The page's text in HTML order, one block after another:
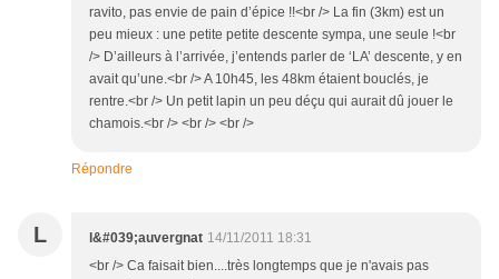
ravito, pas envie de pain d’épice !!<br /> La fin (3km) est un
peu mieux : une petite petite descente sympa, une seule !<br
/> D’ailleurs à l’arrivée, j’entends parler de ‘LA’ descente, y en
avait qu’une.<br /> A 10h45, les 48km étaient bouclés, je
rentre.<br /> Un petit lapin un peu déçu qui aurait dû jouer le
chamois.<br /> <br /> <br />
Répondre
L l&#039;auvergnat 14/11/2011 18:31
<br /> Ca faisait bien....très longtemps que je n'avais pas